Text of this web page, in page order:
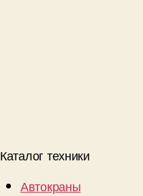
Каталог техники
Автокраны